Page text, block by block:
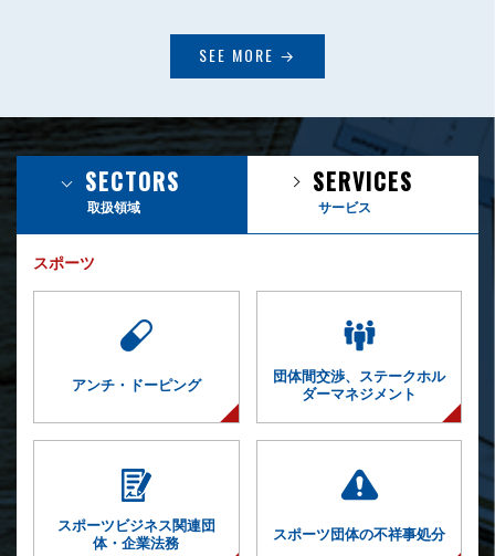
SEE MORE →
SECTORS
取扱領域
SERVICES
サービス
スポーツ
アンチ・ドーピング 団体間交渉、
ステークホル
ダーマネジメント
スポーツビジネス関連団
体・企業法務
スポーツ団体の不祥事処分